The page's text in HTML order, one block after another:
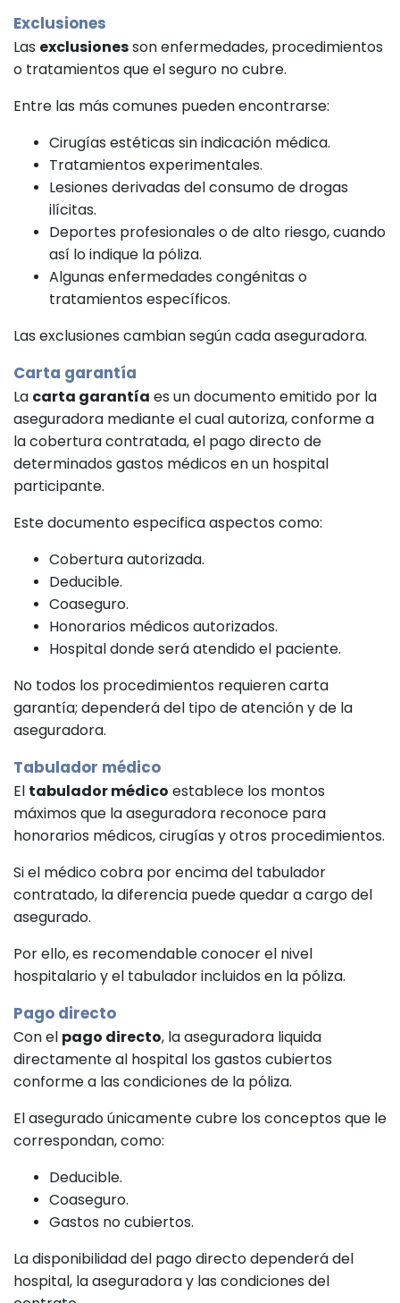
Exclusiones
Las exclusionesson enfermedades, procedimientos
o tratamientos que el seguro no cubre.
Entre las más comunes pueden encontrarse:
Cirugías estéticas sin indicación médica.
Tratamientos experimentales.
Lesiones derivadas del consumo de drogas
ilícitas.
Deportes profesionales o de alto riesgo, cuando
así lo indique la póliza.
Algunas enfermedades congénitas o
tratamientos específicos.
Las exclusiones cambian según cada aseguradora.
Carta garantía
La carta garantía es un documento emitido por la
aseguradora mediante el cual autoriza, conforme a
la cobertura contratada, el pago directo de
determinados gastos médicos en un hospital
participante.
Este documento especifica aspectos como:
Cobertura autorizada.
Deducible.
Coaseguro.
Honorarios médicos autorizados.
Hospital donde será atendido el paciente.
No todos los procedimientos requieren carta
garantía; dependerá del tipo de atención y de la
aseguradora.
Tabulador médico
El tabulador médico establece los montos
máximos que la aseguradora reconoce para
honorarios médicos, cirugías y otros procedimientos.
Si el médico cobra por encima del tabulador
contratado, la diferencia puede quedar a cargo del
asegurado.
Por ello, es recomendable conocer el nivel
hospitalario y el tabulador incluidos en la póliza.
Pago directo
Con el pago directo, la aseguradora liquida
directamente al hospital los gastos cubiertos
conforme a las condiciones de la póliza.
El asegurado únicamente cubre los conceptos que le
correspondan, como:
Deducible.
Coaseguro.
Gastos no cubiertos.
La disponibilidad del pago directo dependerá del
hospital, la aseguradora y las condiciones del